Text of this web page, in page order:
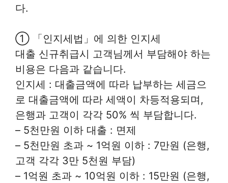
다.
① 「인지세법」에 의한 인지세
대출 신규취급시 고객님께서 부담해야 하는
비용은 다음과 같습니다.
인지세 : 대출금액에 따라 납부하는 세금으
로 대출금액에 따라 세액이 차등적용되며,
은행과 고객이 각각 50% 씩 부담합니다.
– 5천만원 이하 대출 : 면제
– 5천만원 초과 ~ 1억원 이하 : 7만원 (은행,
고객 각각 3만 5천원 부담)
– 1억원 초과 ~ 10억원 이하 : 15만원 (은행,